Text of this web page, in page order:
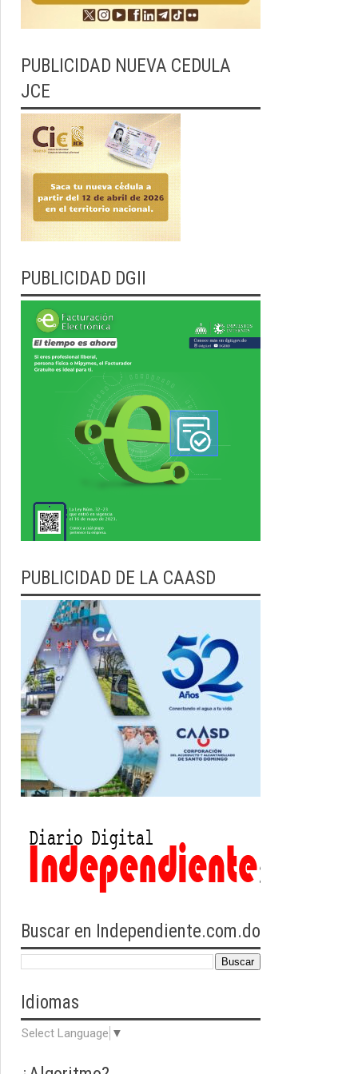
PUBLICIDAD NUEVA CEDULA
JCE
PUBLICIDAD DGII
PUBLICIDAD DE LA CAASD
Buscar en Independiente.com.do
Idiomas
Select Language ▼